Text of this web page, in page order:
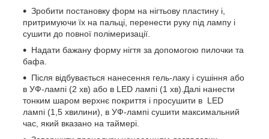
Зробити постановку форм на нігтьову пластину і,
притримуючи їх на пальці, перенести руку під лампу і
сушити до повної полімеризації.
Надати бажану форму нігтя за допомогою пилочки та
бафа.
Після відбувається нанесення гель-лаку і сушіння або
в УФ-лампі (2 хв) або в LED лампі (1 хв).Далі нанести
тонким шаром верхнє покриття і просушити в LED
лампі (1,5 хвилини), в УФ-лампі сушити максимальний
час, який вказано на таймері.